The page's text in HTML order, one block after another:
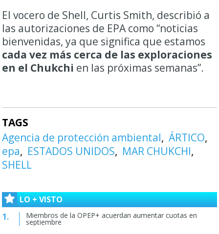
El vocero de Shell, Curtis Smith, describió a
las autorizaciones de EPA como “noticias
bienvenidas, ya que significa que estamos
cada vez más cerca de las exploraciones
en el Chukchi en las próximas semanas”.
TAGS
Agencia de protección ambiental
ÁRTICO
epa
ESTADOS UNIDOS
MAR CHUKCHI
SHELL
LO + VISTO
Miembros de la OPEP+ acuerdan aumentar cuotas en
septiembre